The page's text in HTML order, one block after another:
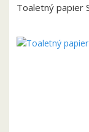
Toaletný papier